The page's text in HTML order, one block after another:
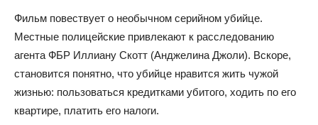
Фильм повествует о необычном серийном убийце.
Местные полицейские привлекают к расследованию
агента ФБР Иллиану Скотт (Анджелина Джоли). Вскоре,
становится понятно, что убийце нравится жить чужой
жизнью: пользоваться кредитками убитого, ходить по его
квартире, платить его налоги.